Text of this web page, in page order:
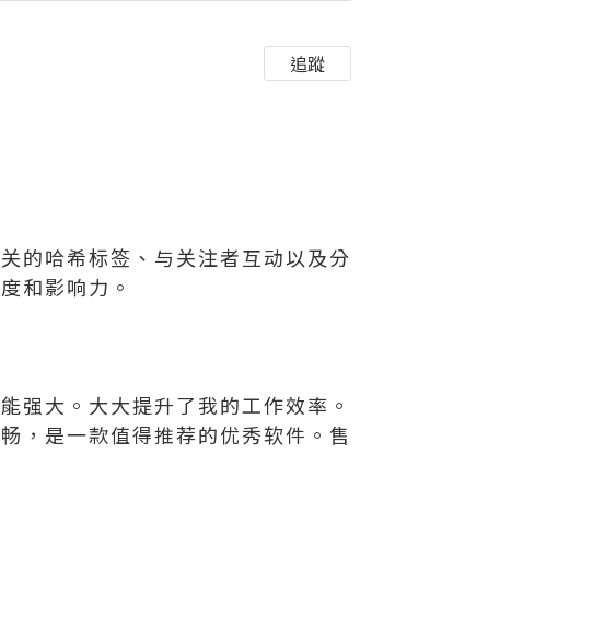
追蹤
的哈希标签、与关注者互动以及分
和影响力。
强大。大大提升了我的工作效率。
，是一款值得推荐的优秀软件。售